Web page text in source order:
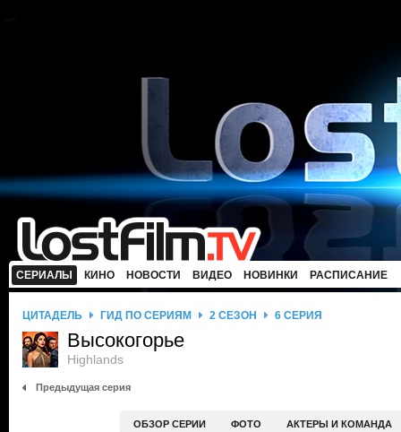
СЕРИАЛЫ КИНО НОВОСТИ ВИДЕО НОВИНКИ РАСПИСАНИЕ
ЦИТАДЕЛЬ ГИД ПО СЕРИЯМ 2 СЕЗОН 6 СЕРИЯ
Высокогорье
Highlands
Предыдущая серия
ОБЗОР СЕРИИ ФОТО АКТЕРЫ И КОМАНДА